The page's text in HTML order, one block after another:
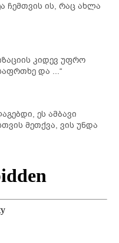
ჩემთვის ის, რაც ახლა
კიდევ უფრო
და ...“
ეს ამბავი
მეთქვა, ვის უნდა